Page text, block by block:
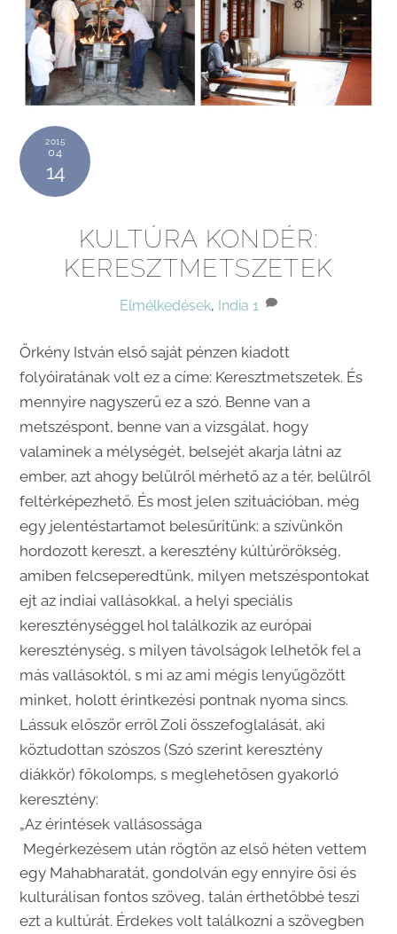
2015
04
14
KULTÚRA KONDÉR:
KERESZTMETSZETEK
Elmélkedések, India 1
Örkény István első saját pénzen kiadott
folyóiratának volt ez a címe: Keresztmetszetek. És
mennyire nagyszerű ez a szó. Benne van a
metszéspont, benne van a vizsgálat, hogy
valaminek a mélységét, belsejét akarja látni az
ember, azt ahogy belülről mérhető az a tér, belülről
feltérképezhető. És most jelen szituációban, még
egy jelentéstartamot belesűrítünk: a szívünkön
hordozott kereszt, a keresztény kúltúrörökség,
amiben felcseperedtünk, milyen metszéspontokat
ejt az indiai vallásokkal, a helyi speciális
kereszténységgel hol találkozik az európai
kereszténység, s milyen távolságok lelhetők fel a
más vallásoktól, s mi az ami mégis lenyűgözött
minket, holott érintkezési pontnak nyoma sincs.
Lássuk először erről Zoli összefoglalását, aki
köztudottan szószos (Szó szerint keresztény
diákkör) főkolomps, s meglehetősen gyakorló
keresztény:
„Az érintések vallásossága
Megérkezésem után rögtön az első héten vettem
egy Mahabharatát, gondolván egy ennyire ősi és
kulturálisan fontos szöveg, talán érthetőbbé teszi
ezt a kultúrát. Érdekes volt találkozni a szövegben